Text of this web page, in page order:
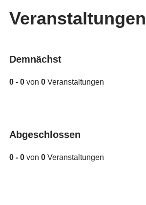
Veranstaltungen
Demnächst
0 - 0 von 0 Veranstaltungen
Abgeschlossen
0 - 0 von 0 Veranstaltungen